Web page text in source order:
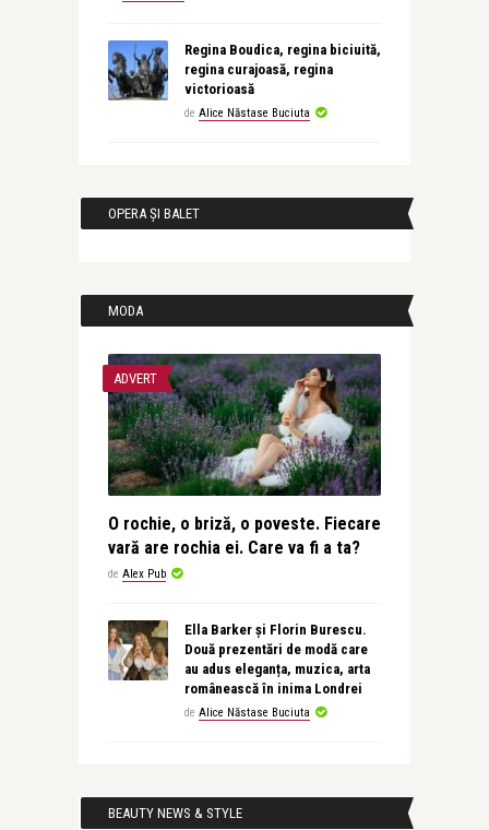
Regina Boudica, regina biciuită,
regina curajoasă, regina
victorioasă
de Alice Năstase Buciuta
OPERA ȘI BALET
MODA
ADVERT
O rochie, o briză, o poveste. Fiecare
vară are rochia ei. Care va fi a ta?
de Alex Pub
Ella Barker și Florin Burescu.
Două prezentări de modă care
au adus eleganța, muzica, arta
românească în inima Londrei
de Alice Năstase Buciuta
BEAUTY NEWS & STYLE